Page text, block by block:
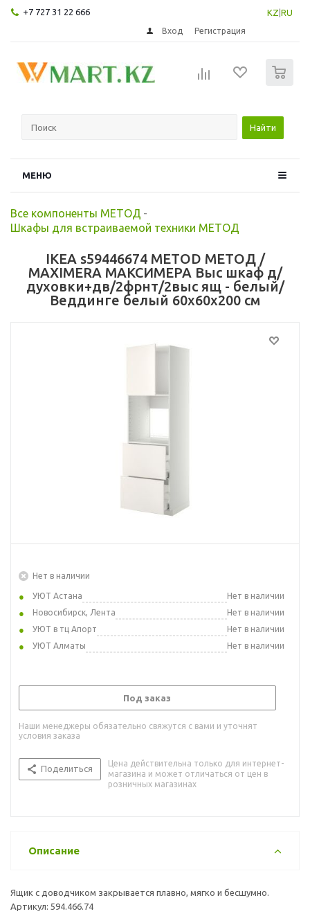
+7 727 31 22 666 KZ RU
Вход Регистрация
Найти
МЕНЮ
Все компоненты МЕТОД -
Шкафы для встраиваемой техники МЕТОД
IKEA s59446674 METOD МЕТОД /
MAXIMERA МАКСИМЕРА Выс шкаф д/
духовки+дв/2фрнт/2выс ящ - белый/
Веддинге белый 60x60x200 см
Нет в наличии
УЮТ Астана
Нет в наличии
Новосибирск, Лента
Нет в наличии
УЮТ в тц Апорт
Нет в наличии
УЮТ Алматы
Нет в наличии
Под заказ
Наши менеджеры обязательно свяжутся с вами и уточнят
условия заказа
Поделиться
Цена действительна только для интернет-
магазина и может отличаться от цен в
розничных магазинах
Описание
Ящик с доводчиком закрывается плавно, мягко и бесшумно.
Артикул: 594.466.74